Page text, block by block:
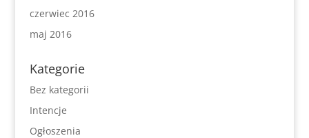
czerwiec 2016
maj 2016
Kategorie
Bez kategorii
Intencje
Ogłoszenia